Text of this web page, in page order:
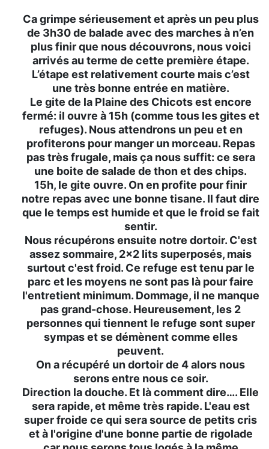
Ca grimpe sérieusement et après un peu plus
de 3h30 de balade avec des marches à n’en
plus finir que nous découvrons, nous voici
arrivés au terme de cette première étape.
L’étape est relativement courte mais c’est
une très bonne entrée en matière.
Le gite de la Plaine des Chicots est encore
fermé: il ouvre à 15h (comme tous les gites et
refuges). Nous attendrons un peu et en
profiterons pour manger un morceau. Repas
pas très frugale, mais ça nous suffit: ce sera
une boite de salade de thon et des chips.
15h, le gite ouvre. On en profite pour finir
notre repas avec une bonne tisane. Il faut dire
que le temps est humide et que le froid se fait
sentir.
Nous récupérons ensuite notre dortoir. C'est
assez sommaire, 2x2 lits superposés, mais
surtout c'est froid. Ce refuge est tenu par le
parc et les moyens ne sont pas là pour faire
l'entretient minimum. Dommage, il ne manque
pas grand-chose. Heureusement, les 2
personnes qui tiennent le refuge sont super
sympas et se démènent comme elles
peuvent.
On a récupéré un dortoir de 4 alors nous
serons entre nous ce soir.
Direction la douche. Et là comment dire…. Elle
sera rapide, et même très rapide. L'eau est
super froide ce qui sera source de petits cris
et à l'origine d'une bonne partie de rigolade